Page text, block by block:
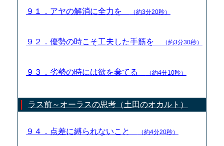
９１．アヤの解消に全力を （約3分20秒）
９２．優勢の時こそ工夫した手筋を （約3分30秒）
９３．劣勢の時には欲を棄てる （約4分10秒）
ラス前～オーラスの思考（土田のオカルト）
９４．点差に縛られないこと （約4分20秒）